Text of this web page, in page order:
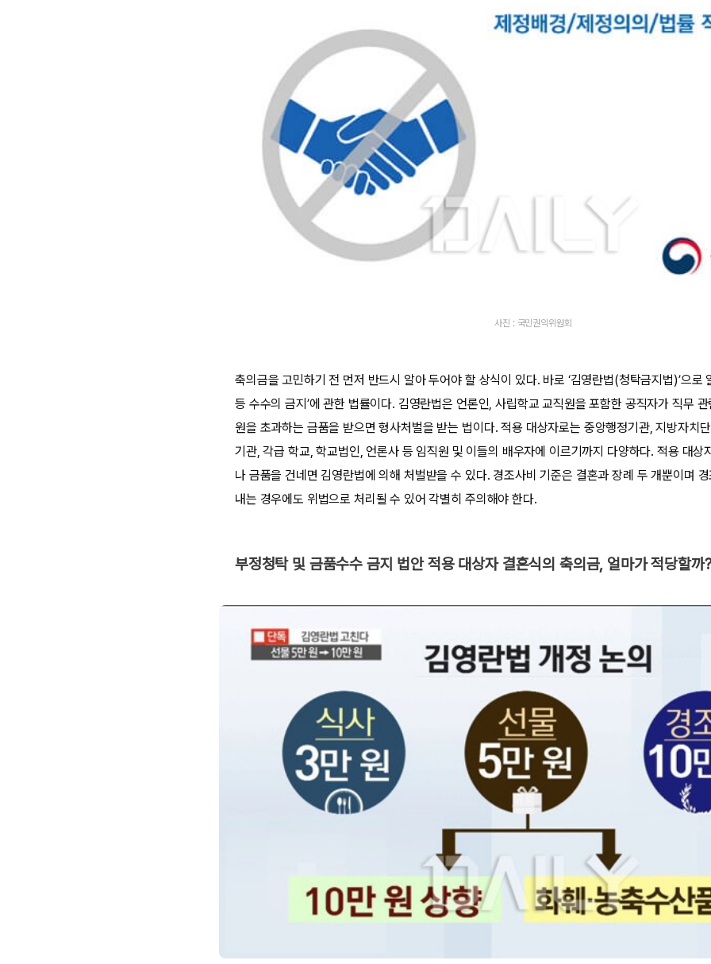
사진 : 국민권익위원회
축의금을 고민하기 전 먼저 반드시 알아 두어야 할 상식이 있다. 바로 ‘김영란법(청탁금지법)’으로
등 수수의 금지’에 관한 법률이다. 김영란법은 언론인, 사립학교 교직원을 포함한 공직자가 직무
원을 초과하는 금품을 받으면 형사처벌을 받는 법이다. 적용 대상자로는 중앙행정기관, 지방자치
기관, 각급 학교, 학교법인, 언론사 등 임직원 및 이들의 배우자에 이르기까지 다양하다. 적용 대상
나 금품을 건네면 김영란법에 의해 처벌받을 수 있다. 경조사비 기준은 결혼과 장례 두 개뿐이며
내는 경우에도 위법으로 처리될 수 있어 각별히 주의해야 한다.
부정청탁 및 금품수수 금지 법안 적용 대상자 결혼식의 축의금, 얼마가 적당할까?